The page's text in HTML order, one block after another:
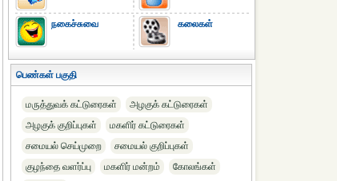
நகைச்சுவை கலைகள்
பெண்கள் பகுதி
மருத்துவக் கட்டுரைகள்
அழகுக் கட்டுரைகள்
அழகுக் குறிப்புகள்
மகளிர் கட்டுரைகள்
சமையல் செய்முறை
சமையல் குறிப்புகள்
குழந்தை வளர்ப்பு
மகளிர் மன்றம்
கோலங்கள்